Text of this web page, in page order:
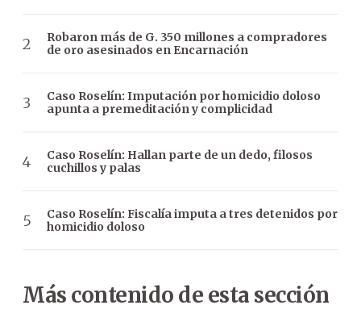
Robaron más de G. 350 millones a compradores
de oro asesinados en Encarnación
Caso Roselín: Imputación por homicidio doloso
apunta a premeditación y complicidad
Caso Roselín: Hallan parte de un dedo, filosos
cuchillos y palas
Caso Roselín: Fiscalía imputa a tres detenidos por
homicidio doloso
Más contenido de esta sección